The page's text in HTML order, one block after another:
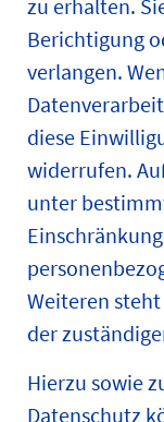
zu erhalten.
Berichtigung
verlangen.
diese
widerrufen.
unter
Weiteren
der
Hierzu sowie
Datenschutz